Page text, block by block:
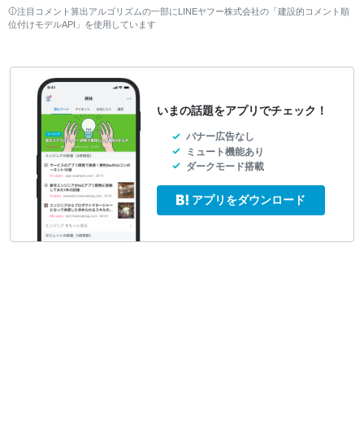
注目コメント算出アルゴリズムの一部にLINEヤフー株式会社の「建設的コメント順
位付けモデルAPI」を使用しています
いまの話題をアプリでチェック！
バナー広告なし
ミュート機能あり
ダークモード搭載
アプリをダウンロード